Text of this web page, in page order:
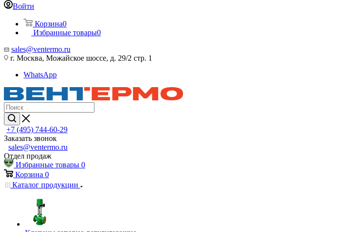
Войти
Корзина0
Избранные товары0
sales@ventermo.ru
г. Москва, Можайское шоссе, д. 29/2 стр. 1
WhatsApp
+7 (495) 744-60-29
Заказать звонок
sales@ventermo.ru
Отдел продаж
Избранные товары 0
Корзина 0
Каталог продукции